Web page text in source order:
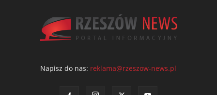
Napisz do nas: reklama@rzeszow-news.pl